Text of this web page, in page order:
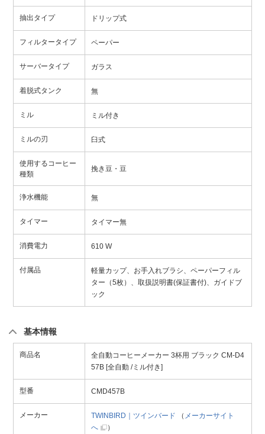
抽出タイプ ドリップ式
フィルタータイプ ペーパー
サーバータイプ ガラス
着脱式タンク 無
ミル ミル付き
ミルの刃 臼式
使用するコーヒー
種類
挽き豆・豆
浄水機能 無
タイマー タイマー無
消費電力 610 W
付属品
軽量カップ、お手入れブラシ、ペーパーフィル
ター（5枚）、取扱説明書(保証書付)、ガイドブ
ック
基本情報
商品名
全自動コーヒーメーカー 3杯用 ブラック CM-D4
57B [全自動 /ミル付き]
型番 CMD457B
メーカー TWINBIRD｜ツインバード （ メーカーサイト
へ
）